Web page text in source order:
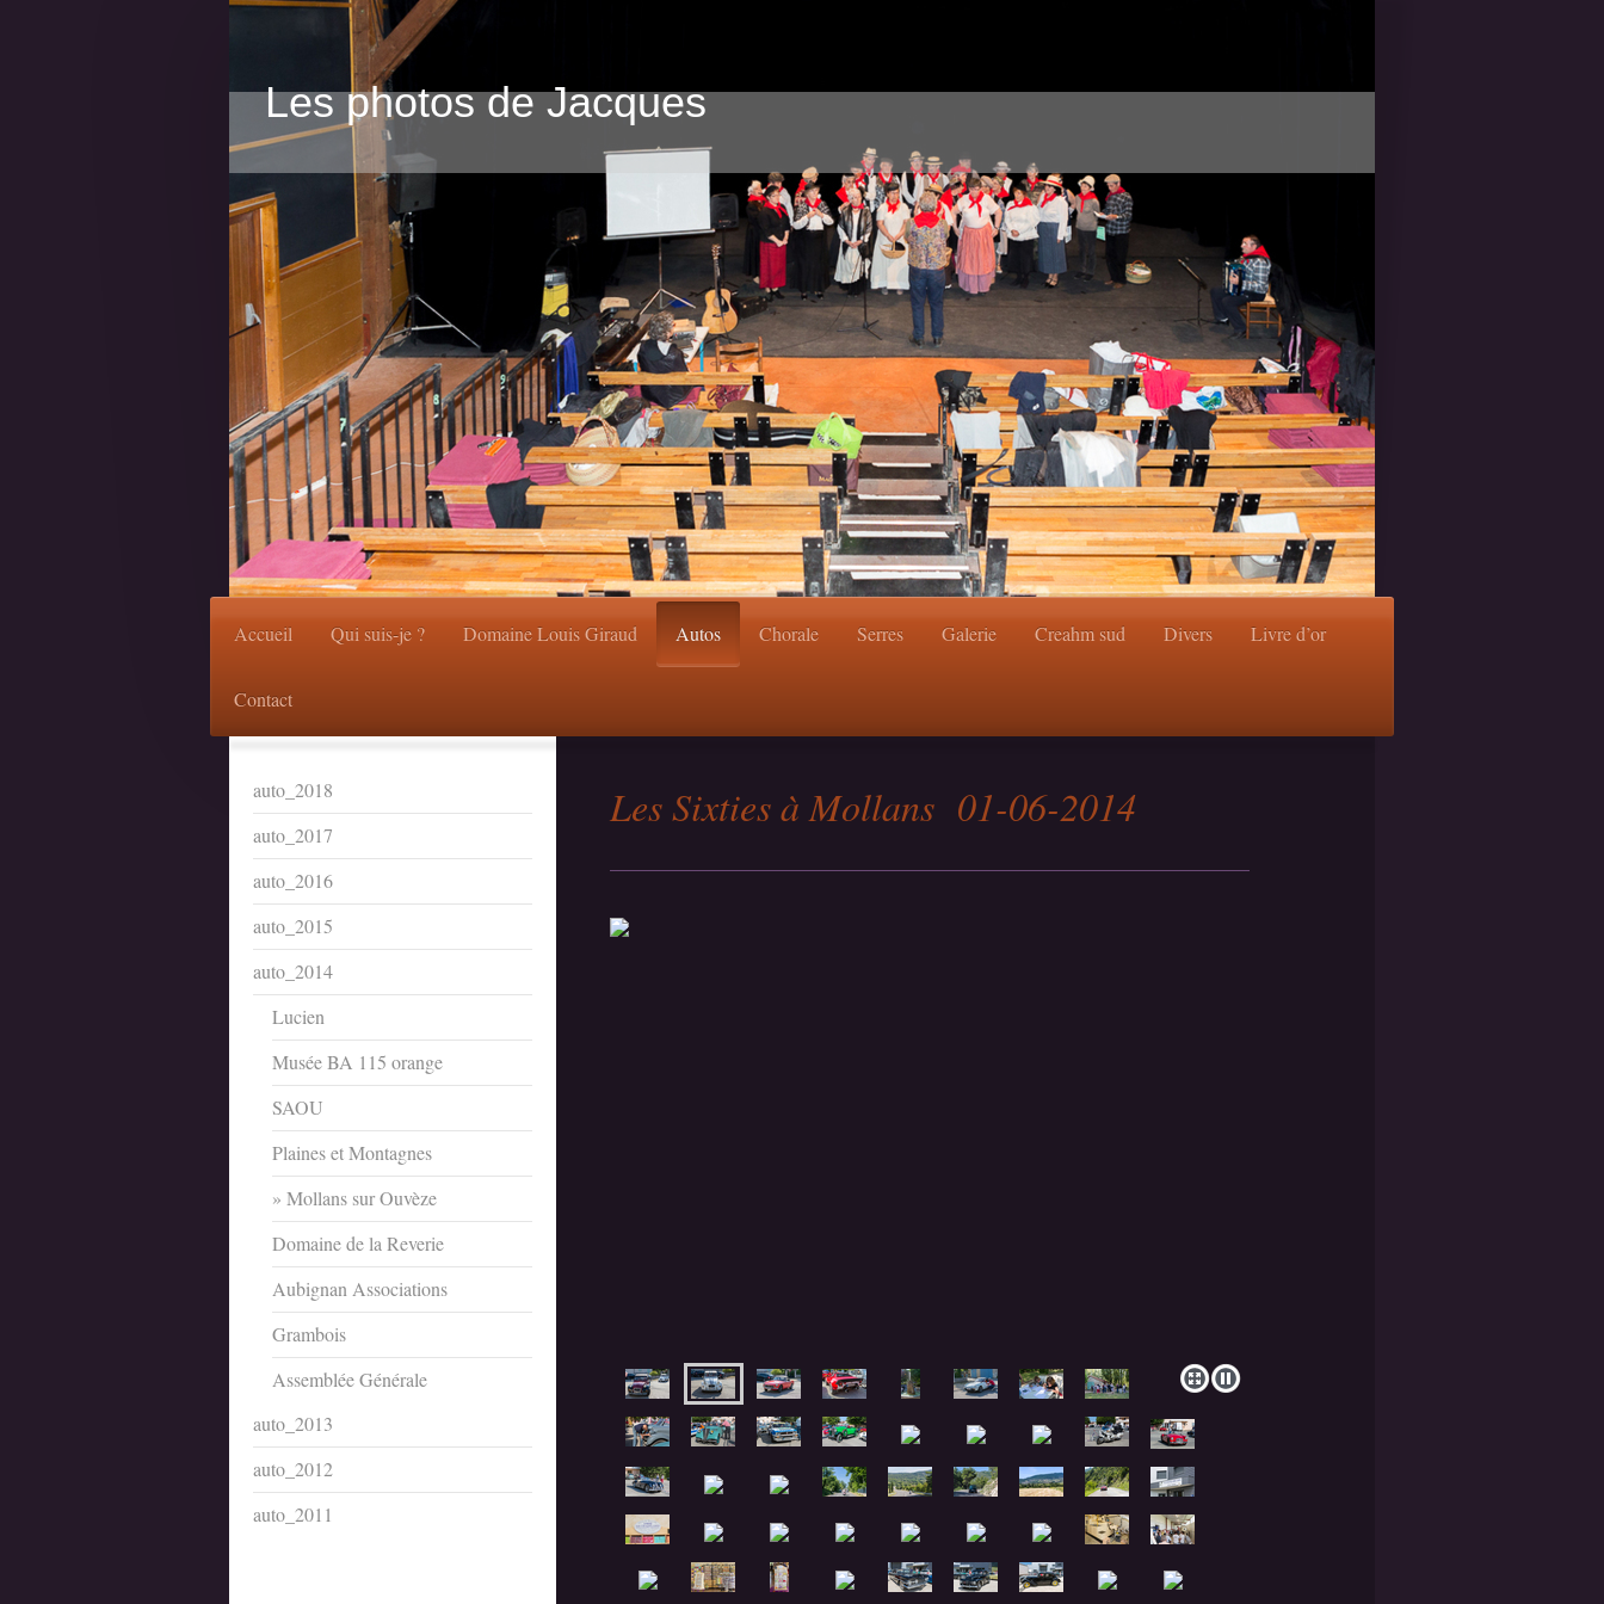
Les photos de Jacques
Accueil Qui suis-je ? Domaine Louis Giraud Autos Chorale Serres Galerie Creahm sud Divers Livre d’or
Contact
Les Sixties à Mollans 01-06-2014
auto_2018
auto_2017
auto_2016
auto_2015
auto_2014
Lucien
Musée BA 115 orange
SAOU
Plaines et Montagnes
Mollans sur Ouvèze
Domaine de la Reverie
Aubignan Associations
Grambois
Assemblée Générale
auto_2013
auto_2012
auto_2011